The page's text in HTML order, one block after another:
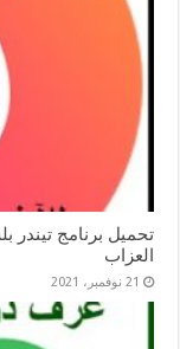
العزاب
21 نوفمبر، 2021